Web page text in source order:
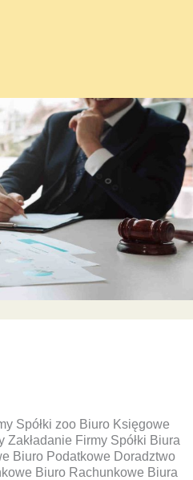
Spółki zoo Biuro Księgowe
Firmy Spółki Biura
Biuro Podatkowe Doradztwo
Biuro Rachunkowe Biura